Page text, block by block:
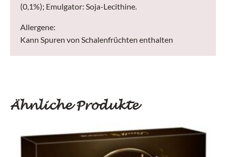
(0,1%); Emulgator: Soja-Lecithine.
Allergene:
Kann Spuren von Schalenfrüchten enthalten
Ähnliche Produkte